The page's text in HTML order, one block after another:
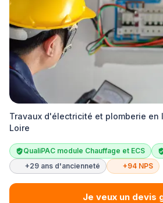
Travaux d'électricité et plomberie en
Loire
QualiPAC module Chauffage et ECS
+29 ans d'ancienneté
+94 NPS
Je veux un devis